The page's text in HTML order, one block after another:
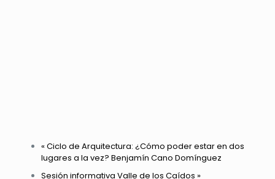
« Ciclo de Arquitectura: ¿Cómo poder estar en dos
lugares a la vez? Benjamín Cano Domínguez
Sesión informativa Valle de los Caídos »